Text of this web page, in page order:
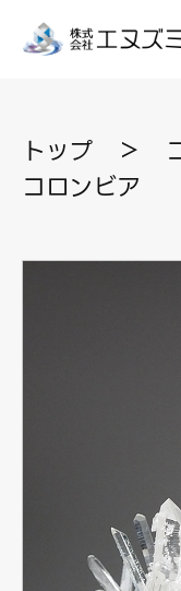
トップ ＞
コロンビア